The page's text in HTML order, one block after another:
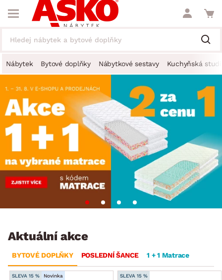
Nábytek Bytové doplňky Nábytkové sestavy Kuchyňská
Aktuální akce
BYTOVÉ DOPLŇKY POSLEDNÍ ŠANCE 1 + 1 Matrace
SLEVA 15 % Novinka SLEVA 15 %